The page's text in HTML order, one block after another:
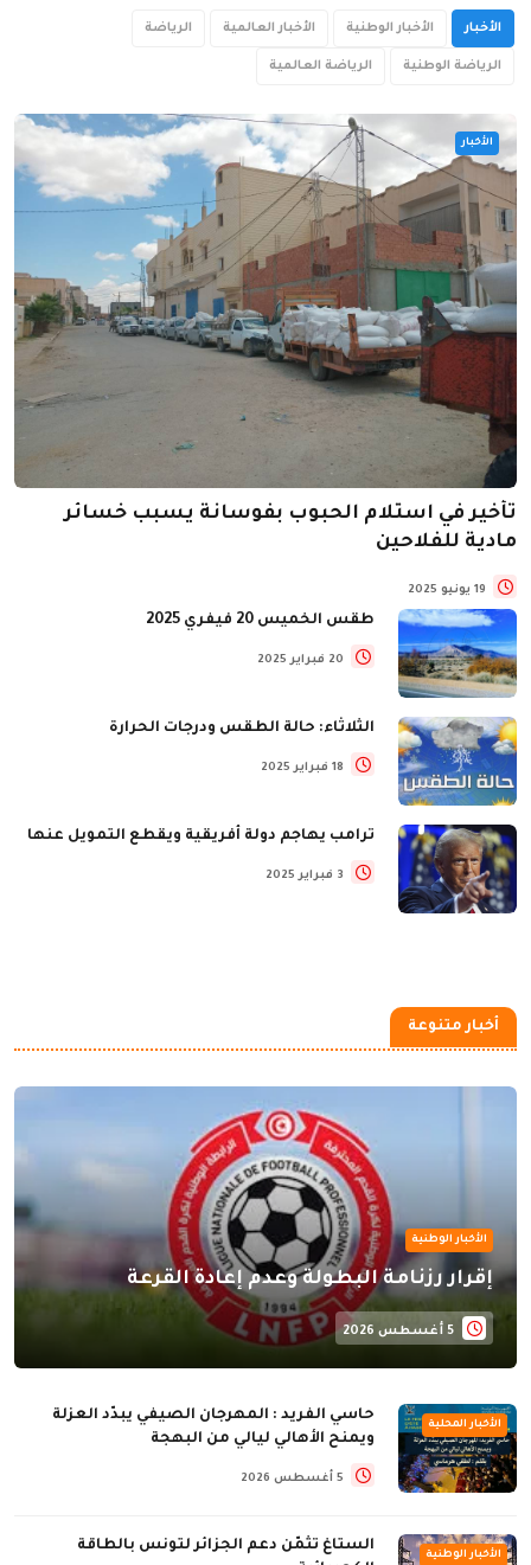
الأخبار الأخبار الوطنية الأخبار العالمية الرياضة
الرياضة الوطنية الرياضة العالمية
الأخبار
تأخير في استلام الحبوب بفوسانة يسبب خسائر
مادية للفلاحين
طقس الخميس 20 فيفري 2025
الثلاثاء: حالة الطقس ودرجات الحرارة
ترامب يهاجم دولة أفريقية ويقطع التمويل عنها
أخبار متنوعة
الأخبار الوطنية
إقرار رزنامة البطولة وعدم إعادة القرعة
الأخبار المحلية
حاسي الفريد : المهرجان الصيفي يبدّد العزلة
ويمنح الأهالي ليالي من البهجة
الأخبار الوطنية
الستاغ تثمّن دعم الجزائر لتونس بالطاقة